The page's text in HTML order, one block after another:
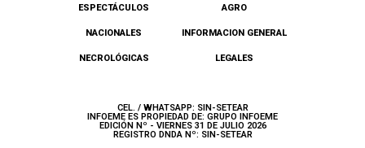
ESPECTÁCULOS AGRO
NACIONALES INFORMACION GENERAL
NECROLÓGICAS LEGALES
CEL. / WHATSAPP: SIN-SETEAR
INFOEME ES PROPIEDAD DE: GRUPO INFOEME
EDICIÓN Nº - VIERNES 31 DE JULIO 2026
REGISTRO DNDA Nº: SIN-SETEAR